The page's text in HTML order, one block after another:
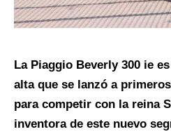
La Piaggio Beverly 300 ie
alta que se lanzó a
para competir con la reina
inventora de este nuevo